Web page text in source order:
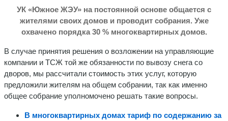
УК «Южное ЖЭУ» на постоянной основе общается с
жителями своих домов и проводит собрания. Уже
охвачено порядка 30 % многоквартирных домов.
В случае принятия решения о возложении на управляющие
компании и ТСЖ той же обязанности по вывозу снега со
дворов, мы рассчитали стоимость этих услуг, которую
предложили жителям на общем собрании, так как именно
общее собрание уполномочено решать такие вопросы.
В многоквартирных домах тариф по содержанию за